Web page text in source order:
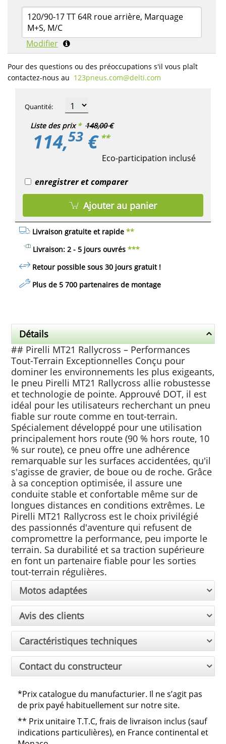
120/90-17 TT 64R roue arrière, Marquage
M+S, M/C
Modifier
Pour des questions ou des préoccupations s'il vous plaît
contactez-nous au 123pneus.com​@delti.com
Liste des prix * 148,00 €
114,53 € **
Eco-participation inclusé
Livraison gratuite et rapide **
Livraison: 2 - 5 jours ouvrés ***
Retour possible sous 30 jours gratuit!
Plus de 5 700 partenaires de montage
Quantité:
enregistrer et comparer
Ajouter au panier
Détails
## Pirelli MT21 Rallycross – Performances
Tout-Terrain Exceptionnelles Conçu pour
dominer les environnements les plus exigeants,
le pneu Pirelli MT21 Rallycross allie robustesse
et technologie de pointe. Approuvé DOT, il est
idéal pour les utilisateurs recherchant un pneu
fiable sur route comme en tout-terrain.
Spécialement développé pour une utilisation
principalement hors route (90 % hors route, 10
% sur route), ce pneu offre une adhérence
remarquable sur les surfaces accidentées, qu'il
s'agisse de gravier, de boue ou de roche. Grâce
à sa conception optimisée, il assure une
conduite stable et confortable même sur de
longues distances en conditions extrêmes. Le
Pirelli MT21 Rallycross est le choix privilégié
des passionnés d'aventure qui refusent de
compromettre la performance, peu importe le
terrain. Sa durabilité et sa traction supérieure
en font un partenaire fiable pour les sorties
tout-terrain régulières.
Motos adaptées
Avis des clients
Caractéristiques techniques
Contact du constructeur
*Prix catalogue du manufacturier. Il ne s’agit pas
de prix payé habituellement sur notre site.
** Prix unitaire T.T.C, frais de livraison inclus (sauf
indications particulières), en France continental et